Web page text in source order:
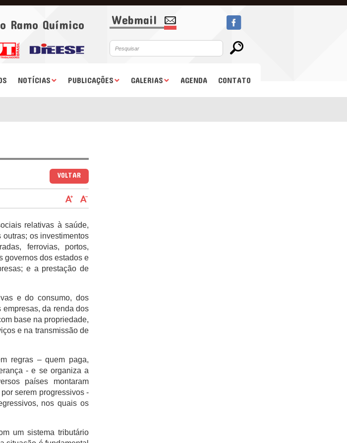
Ramo Químico Webmail
NOTÍCIAS PUBLICAÇÕES GALERIAS AGENDA CONTATO
VOLTAR
relativas à saúde,
os investimentos
ferrovias, portos,
governos dos estados e
e a prestação de
e do consumo, dos
da renda dos
base na propriedade,
e na transmissão de
regras – quem paga,
- e se organiza a
países montaram
serem progressivos -
nos quais os
um sistema tributário